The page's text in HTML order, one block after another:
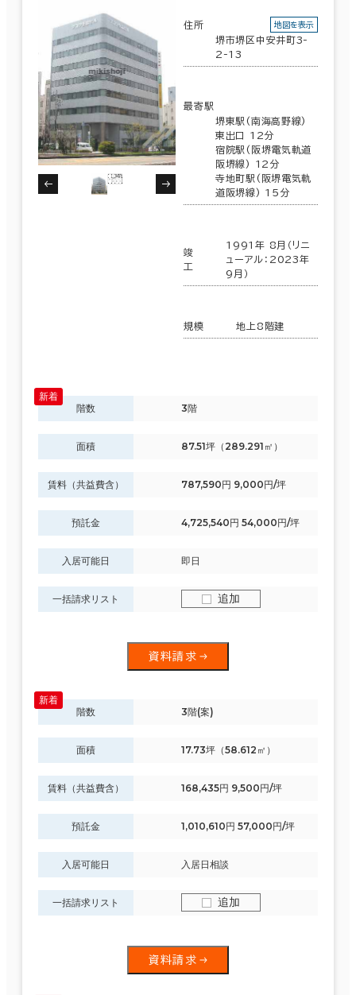
住所
堺市堺区中安井町3-
2-13
地図を表示
最寄駅
堺東駅(南海高野線)
東出口 12分
宿院駅(阪堺電気軌道
阪堺線) 12分
寺地町駅(阪堺電気軌
道阪堺線) 15分
竣
工
1991年 8月（リニ
ューアル：2023年
9月）
規模 地上8階建
階数 3階
面積 87.51坪（289.291㎡）
賃料（共益費含） 787,590円 9,000円/坪
預託金 4,725,540円 54,000円/坪
入居可能日 即日
一括請求リスト 追加
資料請求
階数 3階(案)
面積 17.73坪（58.612㎡）
賃料（共益費含） 168,435円 9,500円/坪
預託金 1,010,610円 57,000円/坪
入居可能日 入居日相談
一括請求リスト 追加
資料請求